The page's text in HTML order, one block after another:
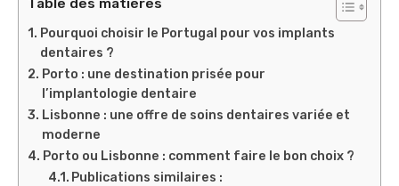
Pourquoi choisir le Portugal pour vos implants
dentaires ?
Porto : une destination prisée pour
l’implantologie dentaire
Lisbonne : une offre de soins dentaires variée et
moderne
Porto ou Lisbonne : comment faire le bon choix ?
Publications similaires :